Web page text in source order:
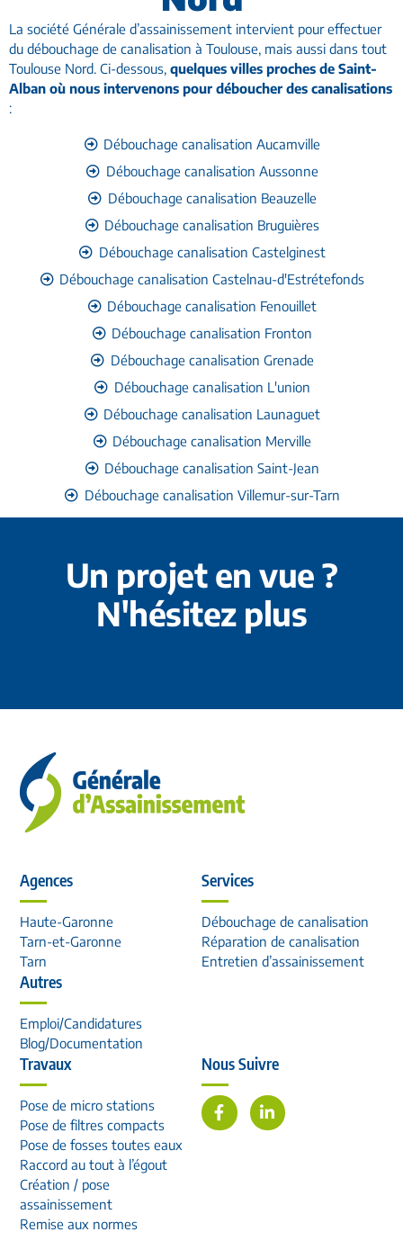
La société Générale d’assainissement intervient pour effectuer
du débouchage de canalisation à Toulouse, mais aussi dans tout
Toulouse Nord. Ci-dessous, quelques villes proches de Saint-
Alban où nous intervenons pour déboucher des canalisations
:
Débouchage canalisation Aucamville
Débouchage canalisation Aussonne
Débouchage canalisation Beauzelle
Débouchage canalisation Bruguières
Débouchage canalisation Castelginest
Débouchage canalisation Castelnau-d'Estrétefonds
Débouchage canalisation Fenouillet
Débouchage canalisation Fronton
Débouchage canalisation Grenade
Débouchage canalisation L'union
Débouchage canalisation Launaguet
Débouchage canalisation Merville
Débouchage canalisation Saint-Jean
Débouchage canalisation Villemur-sur-Tarn
Un projet en vue ?
N'hésitez plus
Agences
Haute-Garonne
Tarn-et-Garonne
Tarn
Autres
Emploi/Candidatures
Blog/Documentation
Services
Débouchage de canalisation
Réparation de canalisation
Entretien d’assainissement
Travaux
Pose de micro stations
Pose de filtres compacts
Pose de fosses toutes eaux
Raccord au tout à l’égout
Création / pose
assainissement
Remise aux normes
Nous Suivre